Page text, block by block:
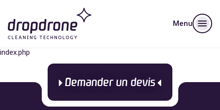
Menu
index.php
Demander un devis